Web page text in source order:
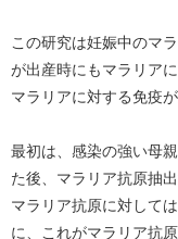
この研究は妊娠中のマ
が出産時にもマラリア
マラリアに対する免疫
最初は、感染の強い母
た後、マラリア抗原抽
マラリア抗原に対して
に、これがマラリア抗